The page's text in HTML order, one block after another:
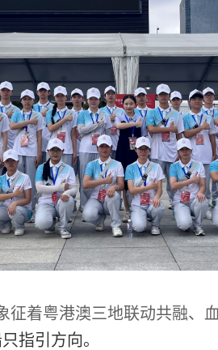
征着粤港澳三地联动共融、
指引方向。